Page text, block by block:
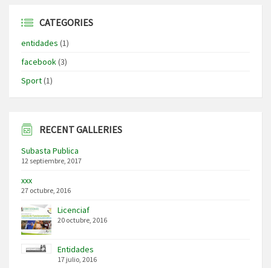
CATEGORIES
entidades (1)
facebook(3)
Sport(1)
RECENT GALLERIES
Subasta Publica
12 septiembre, 2017
xxx
27 octubre, 2016
Licenciaf
20 octubre, 2016
Entidades
17 julio, 2016